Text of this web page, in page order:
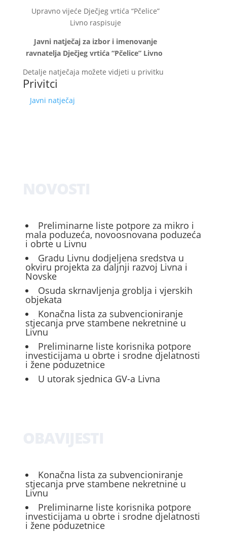
Upravno vijeće Dječjeg vrtića “Pčelice”
Livno raspisuje
Javni natječaj za izbor i imenovanje
ravnatelja Dječjeg vrtića “Pčelice” Livno
Detalje natječaja možete vidjeti u privitku
Privitci
Javni natječaj
Preliminarne liste potpore za mikro i
mala poduzeća, novoosnovana poduzeća
i obrte u Livnu
Gradu Livnu dodjeljena sredstva u
okviru projekta za daljnji razvoj Livna i
Novske
Osuda skrnavljenja groblja i vjerskih
objekata
Konačna lista za subvencioniranje
stjecanja prve stambene nekretnine u
Livnu
Preliminarne liste korisnika potpore
investicijama u obrte i srodne djelatnosti
i žene poduzetnice
U utorak sjednica GV-a Livna
Konačna lista za subvencioniranje
stjecanja prve stambene nekretnine u
Livnu
Preliminarne liste korisnika potpore
investicijama u obrte i srodne djelatnosti
i žene poduzetnice